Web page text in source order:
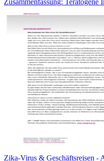
Zusammenfassung:
Zika-Virus & Geschäftsreisen -